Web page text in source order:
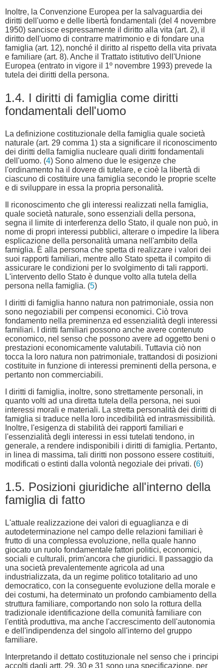
Inoltre, la Convenzione Europea per la salvaguardia dei
diritti dell'uomo e delle libertà fondamentali (del 4 novembre
1950) sancisce espressamente il diritto alla vita (art. 2), il
diritto dell'uomo di contrarre matrimonio e di fondare una
famiglia (art. 12), nonché il diritto al rispetto della vita privata
e familiare (art. 8). Anche il Trattato istitutivo dell'Unione
Europea (entrato in vigore il 1º novembre 1993) prevede la
tutela dei diritti della persona.
1.4. I diritti di famiglia come diritti
fondamentali dell'uomo
La definizione costituzionale della famiglia quale società
naturale (art. 29 comma 1) sta a significare il riconoscimento
dei diritti della famiglia nucleare quali diritti fondamentali
dell'uomo. (4) Sono almeno due le esigenze che
l'ordinamento ha il dovere di tutelare, e cioè la libertà di
ciascuno di costituire una famiglia secondo le proprie scelte
e di sviluppare in essa la propria personalità.
Il riconoscimento che gli interessi realizzati nella famiglia,
quale società naturale, sono essenziali della persona,
segna il limite di interferenza dello Stato, il quale non può, in
nome di propri interessi pubblici, alterare o impedire la libera
esplicazione della personalità umana nell'ambito della
famiglia. È alla persona che spetta di realizzare i valori dei
suoi rapporti familiari, mentre allo Stato spetta il compito di
assicurare le condizioni per lo svolgimento di tali rapporti.
L'intervento dello Stato è dunque volto alla tutela della
persona nella famiglia. (5)
I diritti di famiglia hanno natura non patrimoniale, ossia non
sono negoziabili per compensi economici. Ciò trova
fondamento nella preminenza ed essenzialità degli interessi
familiari. I diritti familiari possono anche avere contenuto
economico, nel senso che possono avere ad oggetto beni o
prestazioni economicamente valutabili. Tuttavia ciò non
tocca la loro natura non patrimoniale, trattandosi di posizioni
costituite in funzione di interessi preminenti della persona, e
pertanto non commerciabili.
I diritti di famiglia, inoltre, sono strettamente personali, in
quanto volti ad una diretta tutela della persona, nei suoi
interessi morali e materiali. La stretta personalità dei diritti di
famiglia si traduce nella loro incedibilità ed intrasmissibilità.
Inoltre, l'esigenza di stabilità dei rapporti familiari e
l'essenzialità degli interessi in essi tutelati tendono, in
generale, a rendere indisponibili i diritti di famiglia. Pertanto,
in linea di massima, tali diritti non possono essere costituiti,
modificati o estinti dalla volontà negoziale dei privati. (6)
1.5. Posizioni giuridiche all'interno della
famiglia di fatto
L'attuale realizzazione dei valori di eguaglianza e di
autodeterminazione nel campo delle relazioni familiari è
frutto di una complessa evoluzione, nella quale hanno
giocato un ruolo fondamentale fattori politici, economici,
sociali e culturali, prim'ancora che giuridici. Il passaggio da
una società prevalentemente agricola ad una
industrializzata, da un regime politico totalitario ad uno
democratico, con la conseguente evoluzione della morale e
dei costumi, ha determinato un profondo cambiamento della
struttura familiare, comportando non solo la rottura della
tradizionale identificazione della comunità familiare con
l'entità produttiva, ma anche l'accrescimento dell'autonomia
e dell'indipendenza del singolo all'interno del gruppo
familiare.
Interpretando il dettato costituzionale nel senso che i principi
accolti dagli artt. 29, 30 e 31 sono una specificazione, per